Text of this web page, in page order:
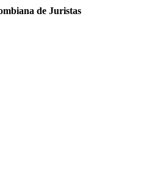
de Juristas